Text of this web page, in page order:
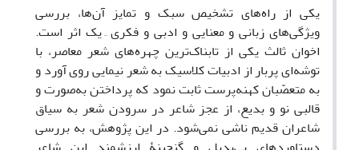
یکی از راه‌های تشخیص سبک و تمایز آن‌ها، بررسی
ویژگی‌های زبانی و معنایی و ادبی و فکری ِ یک اثر است.
اخوان ثالث یکی از تابناک‌ترین چهره‌های شعر معاصر، با
توشه‌ای پربار از ادبیات کلاسیک به شعر نیمایی روی آورد و
به متعصّبان کهنه‌پرست ثابت نمود که پرداختن به‌صورت و
قالبی نو و بدیع، از عجز شاعر در سرودن شعر به سیاق
شاعران قدیم ناشی نمی‌شود. در این پژوهش، به بررسی